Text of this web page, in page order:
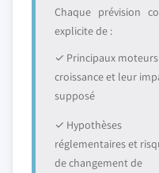
Chaque prévision
explicite de :
✓ Principaux
croissance et leur
supposé
✓ Hypothèses
réglementaires et
de changement de